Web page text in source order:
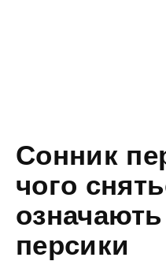
Сонник
чого
персики